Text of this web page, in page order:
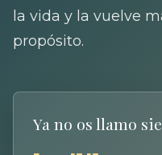
la vida y la vuelve
propósito.
Ya no os llamo